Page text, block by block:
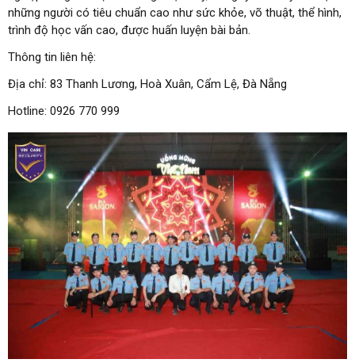
những người có tiêu chuẩn cao như sức khỏe, võ thuật, thể hình,
trình độ học vấn cao, được huấn luyện bài bản.
Thông tin liên hệ:
Địa chỉ: 83 Thanh Lương, Hoà Xuân, Cẩm Lệ, Đà Nẵng
Hotline: 0926 770 999